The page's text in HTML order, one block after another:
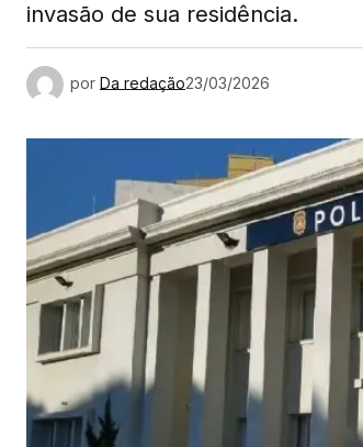
invasão de sua residência.
por Da redação23/03/2026